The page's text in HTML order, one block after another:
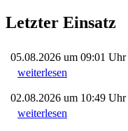
Letzter Einsatz
05.08.2026 um 09:01 Uhr
weiterlesen
02.08.2026 um 10:49 Uhr
weiterlesen